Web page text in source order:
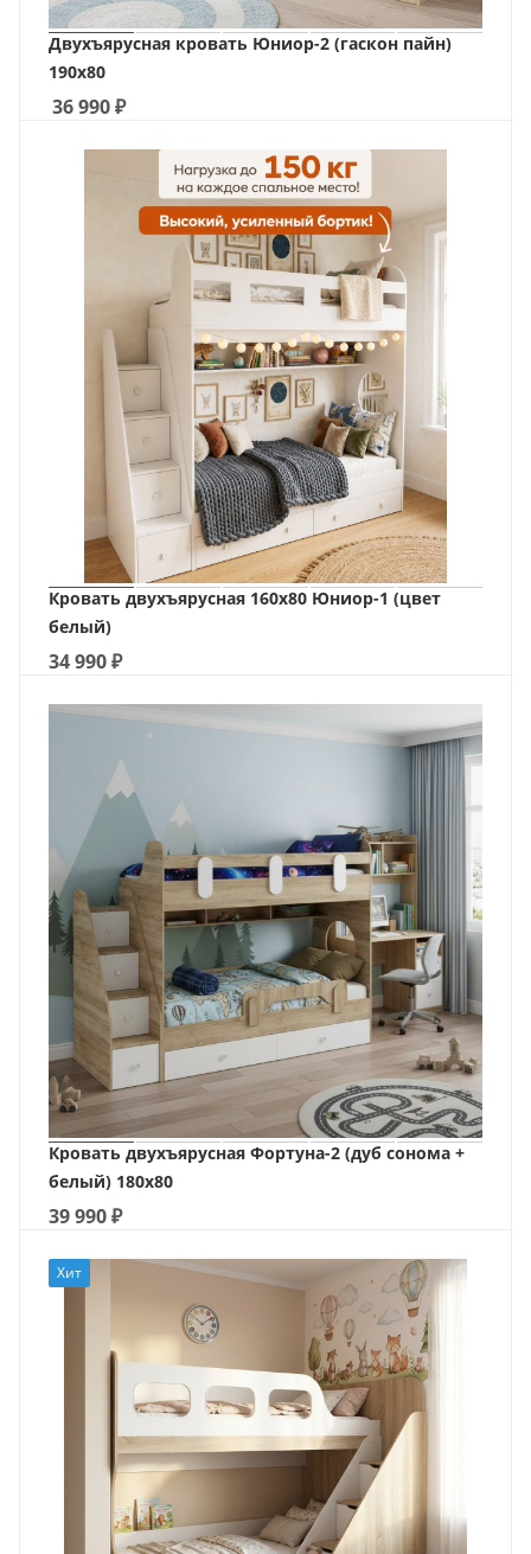
Двухъярусная кровать Юниор-2 (гаскон пайн)
190х80
36 990₽
Кровать двухъярусная 160х80 Юниор-1 (цвет
белый)
34 990₽
Кровать двухъярусная Фортуна-2 (дуб сонома +
белый) 180х80
39 990₽
Хит